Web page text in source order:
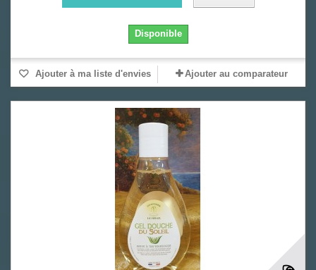
Disponible
Ajouter à ma liste d'envies Ajouter au comparateur